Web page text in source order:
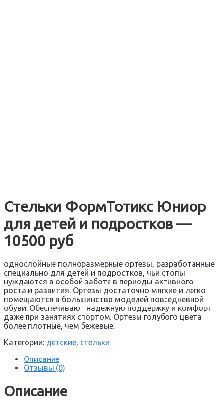
Стельки ФормТотикс Юниор
для детей и подростков —
10500 руб
однослойные полноразмерные ортезы, разработанные
специально для детей и подростков, чьи стопы
нуждаются в особой заботе в периоды активного
роста и развития. Ортезы достаточно мягкие и легко
помещаются в большинство моделей повседневной
обуви. Обеспечивают надежную поддержку и комфорт
даже при занятиях спортом. Ортезы голубого цвета
более плотные, чем бежевые.
Категории: детские, стельки
Описание
Отзывы (0)
Описание